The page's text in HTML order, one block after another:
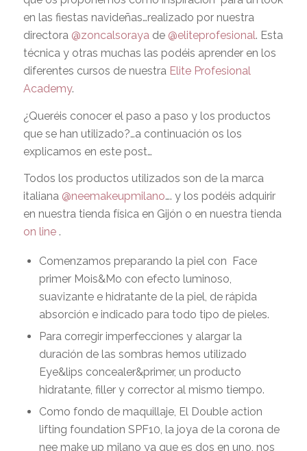
en las fiestas navideñas…realizado por nuestra
directora @zoncalsorayade @eliteprofesional. Esta
técnica y otras muchas las podéis aprender en los
diferentes cursos de nuestra Elite Profesional
Academy.
¿Queréis conocer el paso a paso y los productos
que se han utilizado?…a continuación os los
explicamos en este post…
Todos los productos utilizados son de la marca
italiana @neemakeupmilano…. y los podéis adquirir
en nuestra tienda física en Gijón o en nuestra tienda
on line.
Comenzamos preparando la piel con Face
primer Mois&Mo con efecto luminoso,
suavizante e hidratante de la piel, de rápida
absorción e indicado para todo tipo de pieles.
Para corregir imperfecciones y alargar la
duración de las sombras hemos utilizado
Eye&lips concealer&primer, un producto
hidratante, filler y corrector al mismo tiempo.
Como fondo de maquillaje, El Double action
lifting foundation SPF10, la joya de la corona de
nee make up milano ya que es dos en uno, nos